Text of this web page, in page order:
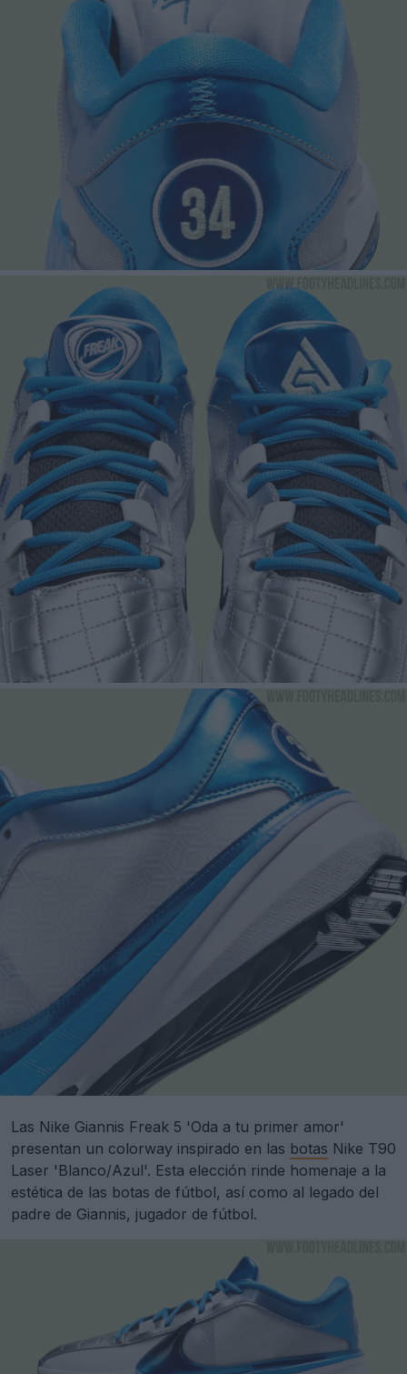
Las Nike Giannis Freak 5 'Oda a tu primer amor'
presentan un colorway inspirado en las botas Nike T90
Laser 'Blanco/Azul'. Esta elección rinde homenaje a la
estética de las botas de fútbol, así como al legado del
padre de Giannis, jugador de fútbol.